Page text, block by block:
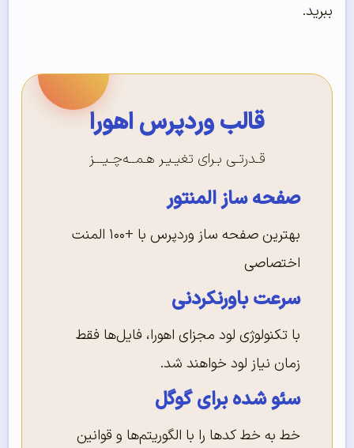
ببرید.
قالب وردپرس اهورا
قـدرتـی بـرای تغیـیـر هـمــه‌چـیـــز
صفحه ساز المنتور
بهترین صفحه ساز وردپرس با +۱۰۰ المنت
اختصاصی
سرعت باورنکردنی
با تکنولوژی لود مجزای اهورا، فایل‌ها فقط
زمان نیاز لود خواهند شد.
سئو شده برای گوگل
خط به خط کدها را با الگوریتم‌ها و قوانین